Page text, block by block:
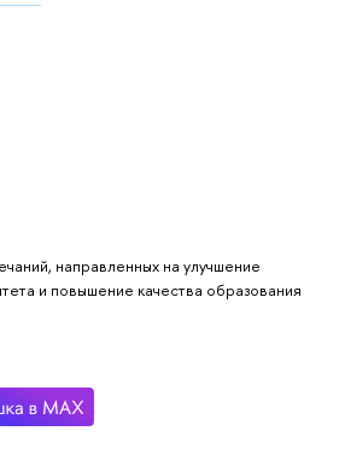
направленных на улучшение
и повышение качества образования